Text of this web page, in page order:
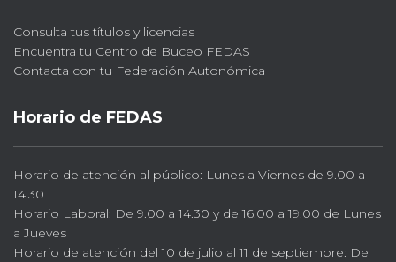
Consulta tus títulos y licencias
Encuentra tu Centro de Buceo FEDAS
Contacta con tu Federación Autonómica
Horario de FEDAS
Horario de atención al público: Lunes a Viernes de 9.00 a
14.30
Horario Laboral: De 9.00 a 14.30 y de 16.00 a 19.00 de Lunes
a Jueves
Horario de atención del 10 de julio al 11 de septiembre: De